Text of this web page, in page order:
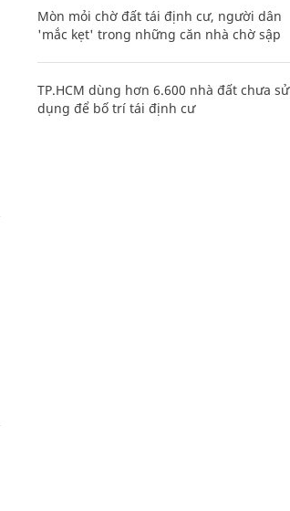
Mòn mỏi chờ đất tái định cư, người dân
'mắc kẹt' trong những căn nhà chờ sập
TP.HCM dùng hơn 6.600 nhà đất chưa sử
dụng để bố trí tái định cư